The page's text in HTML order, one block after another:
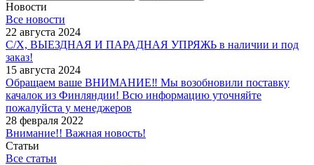
Новости
Все новости
22 августа 2024
С/Х, ВЫЕЗДНАЯ И ПАРАДНАЯ УПРЯЖЬ в наличии и под
заказ!
15 августа 2024
Обращаем ваше ВНИМАНИЕ‼ Мы возобновили поставку
качалок из Финляндии! Всю информацию уточняйте
пожалуйста у менеджеров
28 февраля 2022
Внимание!! Важная новость!
Статьи
Все статьи